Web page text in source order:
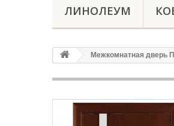
ЛИНОЛЕУМ
Межкомнатная дверь